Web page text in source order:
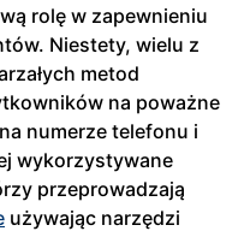
rolę w zapewnieniu
Niestety, wielu z
metod
na poważne
numerze telefonu i
wykorzystywane
przeprowadzają
używając narzędzi